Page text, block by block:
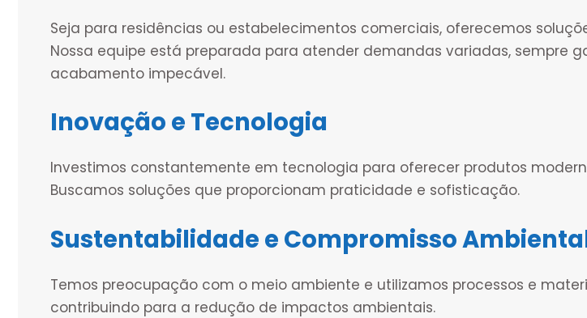
Seja para residências ou estabelecimentos comerciais, oferecemos
Nossa equipe está preparada para atender demandas variadas, sempre
acabamento impecável.
Inovação e Tecnologia
Investimos constantemente em tecnologia para oferecer produtos
Buscamos soluções que proporcionam praticidade e sofisticação.
Sustentabilidade e Compromisso
Temos preocupação com o meio ambiente e utilizamos processos e
contribuindo para a redução de impactos ambientais.